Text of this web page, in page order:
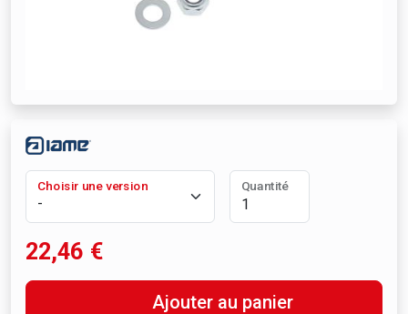
Choisir une version Quantité
22,46 €
Ajouter au panier